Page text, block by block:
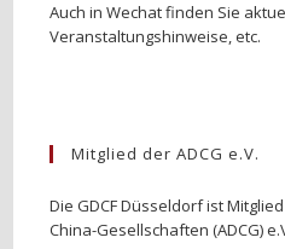
Auch in Wechat finden Sie
Veranstaltungshinweise, etc.
Mitglied der ADCG e.V.
Die GDCF Düsseldorf ist
China-Gesellschaften (ADCG)